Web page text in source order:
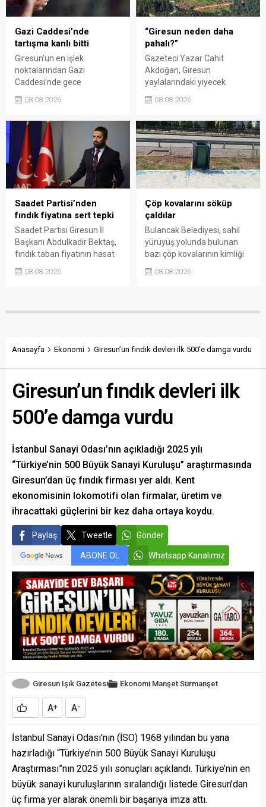
sessiz kalmakla suçladı.
Gazi Caddesi’nde
tartışma kanlı bitti
Giresun’un en işlek
noktalarından Gazi
Caddesi’nde gece
saatlerinde çıkan silahlı
kavgada A.E. ayağından
bölgede kısa süreli panik
yaşanırken polis geniş çaplı
soruşturma başlattı.
08.08.2026
“Giresun neden daha
pahalı?”
Gazeteci Yazar Cahit
Akdoğan, Giresun
yaylalarındaki yiyecek
fiyatlarının çevre illere göre
belirgin biçimde yüksek
Valiliği, Tarım ve Orman İl
Müdürlüğü ile ilgili kurumları
denetime çağırdı. Akdoğan,
yüzde 50’ye ulaşan fiyat
farklarının araştırılması
gerektiğini söyledi.
08.08.2026
Saadet Partisi’nden
fındık fiyatına sert tepki
Saadet Partisi Giresun İl
Başkanı Abdulkadir Bektaş,
fındık taban fiyatının hasat
başlamasına rağmen
açıklanmamasına tepki
belirterek üreticiyi memnun
savundu.
08.08.2026
Çöp kovalarını söküp
çaldılar
Bulancak Belediyesi, sahil
yürüyüş yolunda bulunan
bazı çöp kovalarının kimliği
belirsiz kişi ya da kişilerce
sökülerek çalındığını açıkladı.
vatandaşlardan ihbar
08.08.2026
Anasayfa Ekonomi Giresun’un fındık devleri ilk 500’e damga vurdu
Giresun’un fındık devleri ilk
500’e damga vurdu
İstanbul Sanayi Odası’nın açıkladığı 2025 yılı
“Türkiye’nin 500 Büyük Sanayi Kuruluşu” araştırmasında
Giresun’dan üç fındık firması yer aldı. Kent
ekonomisinin lokomotifi olan firmalar, üretim ve
ihracattaki güçlerini bir kez daha ortaya koydu.
Paylaş Tweetle Gönder
ABONE OL Whatsapp Kanalımız
Giresun Işık Gazetesi Ekonomi Manşet Sürmanşet
A+ A-
İstanbul Sanayi Odası’nın (İSO) 1968 yılından bu yana
hazırladığı “Türkiye’nin 500 Büyük Sanayi Kuruluşu
Araştırması”nın 2025 yılı sonuçları açıklandı. Türkiye’nin en
büyük sanayi kuruluşlarının sıralandığı listede Giresun’dan
üç firma yer alarak önemli bir başarıya imza attı.